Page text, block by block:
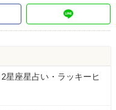
星座星占い・ラッキーヒ